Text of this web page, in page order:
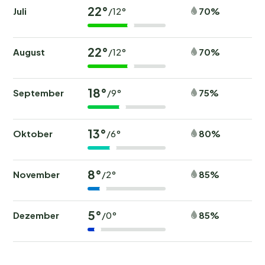
Grillabende; auch vegetarische
sowie allergikerfreundliche
Optionen sind verfügbar.
Probieren Sie regionale
Spezialitäten und Produkte aus
der Umgebung – für ein
authentisches
Geschmackserlebnis.
<\/p>\n\n
Stellplätze und Unterkünfte:
Juli 22°/12° 70%
August 22°/12° 70%
September 18°/9° 75%
Oktober 13°/6° 80%
November 8°/2° 85%
Dezember 5°/0° 85%